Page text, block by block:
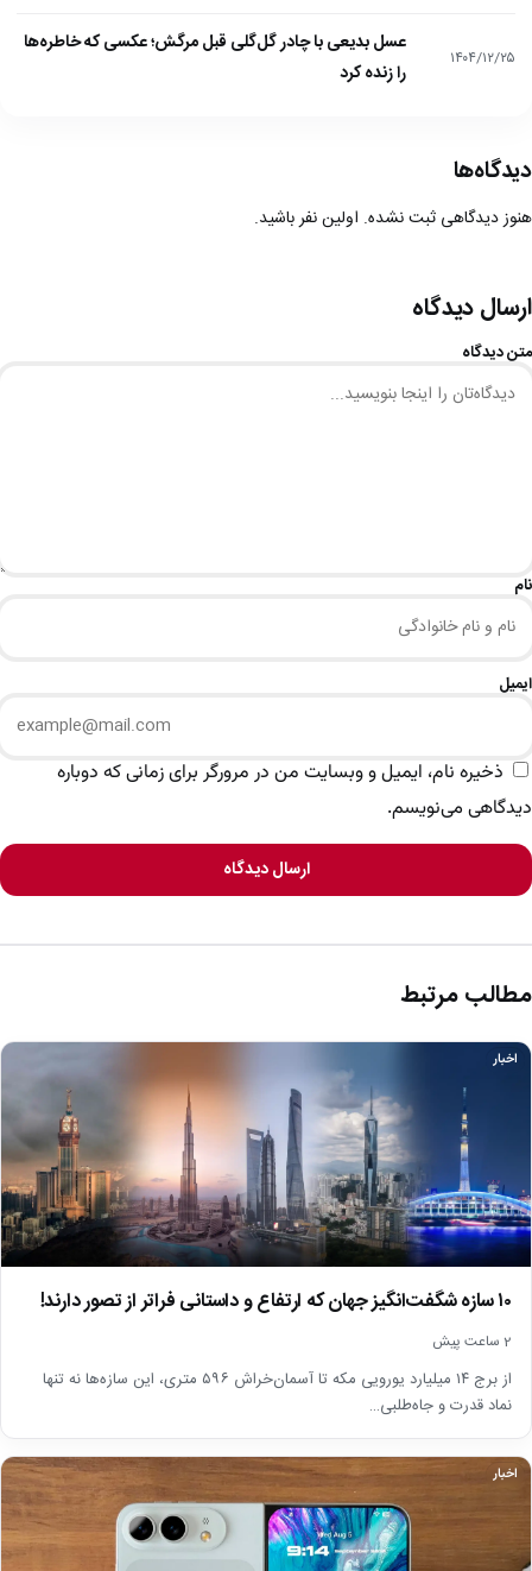
۱۴۰۴/۱۲/۲۵
عسل بدیعی با چادر گل‌گلی قبل مرگش؛ عکسی که خاطره‌ها
را زنده کرد
دیدگاه‌ها
هنوز دیدگاهی ثبت نشده. اولین نفر باشید.
ارسال دیدگاه
متن دیدگاه
نام
ایمیل
ذخیره نام، ایمیل و وبسایت من در مرورگر برای زمانی که دوباره
دیدگاهی می‌نویسم.
ارسال دیدگاه
مطالب مرتبط
اخبار
۱۰ سازه شگفت‌انگیز جهان که ارتفاع و داستانی فراتر از تصور دارند!
2 ساعت پیش
از برج ۱۴ میلیارد یورویی مکه تا آسمان‌خراش ۵۹۶ متری، این سازه‌ها نه تنها
نماد قدرت و جاه‌طلبی…
اخبار